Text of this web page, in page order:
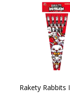
Rakety Rabbits